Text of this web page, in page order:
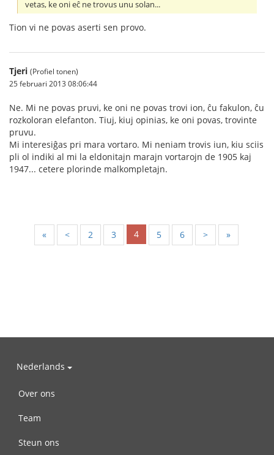
vetas, ke oni eĉ ne trovus unu solan...
Tion vi ne povas aserti sen provo.
Tjeri (Profiel tonen)
25 februari 2013 08:06:44
Ne. Mi ne povas pruvi, ke oni ne povas trovi ion, ĉu fakulon, ĉu
rozkoloran elefanton. Tiuj, kiuj opinias, ke oni povas, trovinte
pruvu.
Mi interesiĝas pri mara vortaro. Mi neniam trovis iun, kiu sciis
pli ol indiki al mi la eldonitajn marajn vortarojn de 1905 kaj
1947... cetere plorinde malkompletajn.
« < 2 3 4 5 6 > »
Nederlands
Over ons
Team
Steun ons